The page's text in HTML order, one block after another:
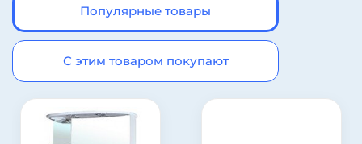
Популярные товары
С этим товаром покупают